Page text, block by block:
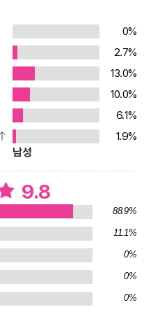
품에는 고
숨은 사랑스러움을 찾아내
리로 외치는 것이 카피라이터
해 출시가 늦어진 브랜드에
아무도 모를 법한 장점에는
도로 저렴한 제품에는 “최고
피라이터의 일》에는 제품의
머리를 싸매는 그들의 이야
기 위해 애써 왔다면, 이제는
, 좌절과 희망의 합을 풀어내
피라이터’라
름하는 뒷모습을 연상하기
상 밖에서도 일어난다. 하나
, 광고 배너에 들어갈 카피 등
0%
2.7%
13.0%
10.0%
6.1%
1.9%
남성
9.8
88.9%
11.1%
0%
0%
0%